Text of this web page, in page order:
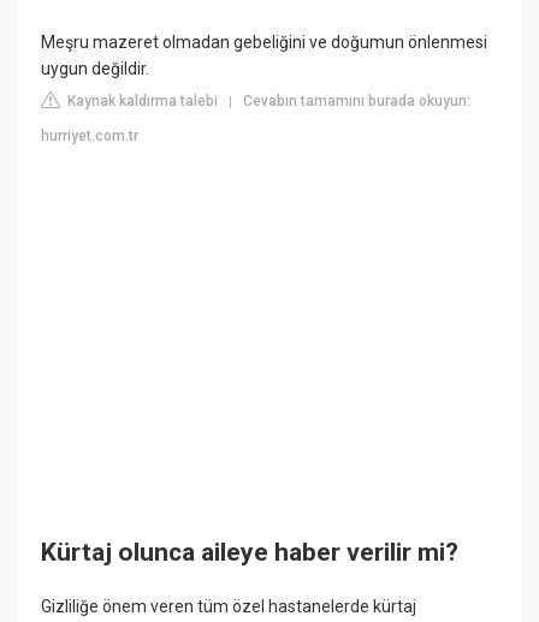
Meşru mazeret olmadan gebeliğini ve doğumun önlenmesi
uygun değildir.
Kaynak kaldırma talebi |Cevabın tamamını burada okuyun:
hurriyet.com.tr
Kürtaj olunca aileye haber verilir mi?
Gizliliğe önem veren tüm özel hastanelerde kürtaj